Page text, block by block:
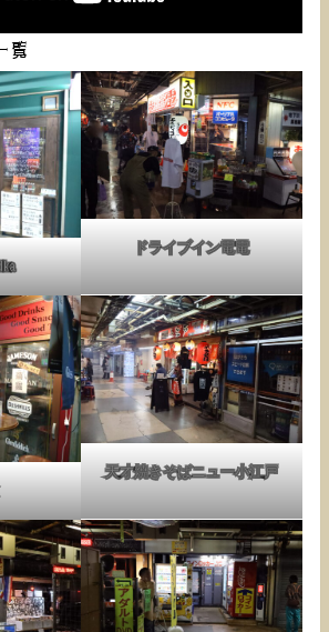
覧
ドライブイン電電
天才焼きそばニュー小江戸